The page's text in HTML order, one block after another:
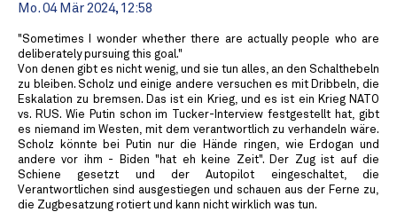
Mo. 04 Mär 2024, 12:58
"Sometimes I wonder whether there are actually people who are
deliberately pursuing this goal."
Von denen gibt es nicht wenig, und sie tun alles, an den Schalthebeln
zu bleiben. Scholz und einige andere versuchen es mit Dribbeln, die
Eskalation zu bremsen. Das ist ein Krieg, und es ist ein Krieg NATO
vs. RUS. Wie Putin schon im Tucker-Interview festgestellt hat, gibt
es niemand im Westen, mit dem verantwortlich zu verhandeln wäre.
Scholz könnte bei Putin nur die Hände ringen, wie Erdogan und
andere vor ihm - Biden "hat eh keine Zeit". Der Zug ist auf die
Schiene gesetzt und der Autopilot eingeschaltet, die
Verantwortlichen sind ausgestiegen und schauen aus der Ferne zu,
die Zugbesatzung rotiert und kann nicht wirklich was tun.